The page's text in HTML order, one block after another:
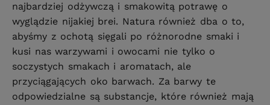
najbardziej odżywczą i smakowitą potrawę o
wyglądzie nijakiej brei. Natura również dba o to,
abyśmy z ochotą sięgali po różnorodne smaki i
kusi nas warzywami i owocami nie tylko o
soczystych smakach i aromatach, ale
przyciągających oko barwach. Za barwy te
odpowiedzialne są substancje, które również mają